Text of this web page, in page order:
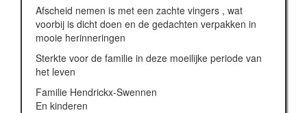
Afscheid nemen is met een zachte vingers , wat
voorbij is dicht doen en de gedachten verpakken in
mooie herinneringen
Sterkte voor de familie in deze moeilijke periode van
het leven
Familie Hendrickx-Swennen
En kinderen